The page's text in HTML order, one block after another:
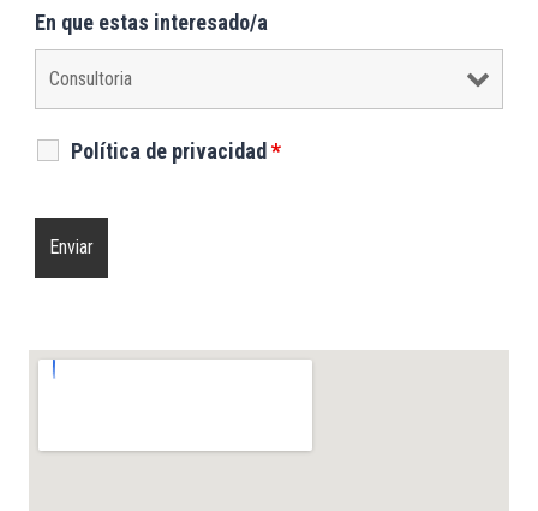
En que estas interesado/a
Política de privacidad *